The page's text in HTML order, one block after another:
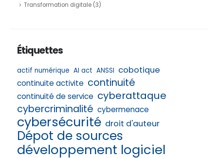
Transformation digitale(3)
Étiquettes
actif numérique AI act ANSSI cobotique
continuite activite continuité
continuité de service cyberattaque
cybercriminalité cybermenace
cybersécurité droit d'auteur
Dépot de sources
développement logiciel